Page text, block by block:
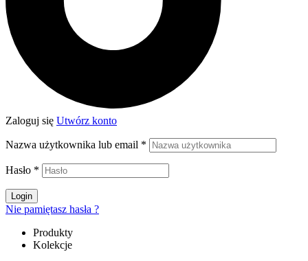
Zaloguj się Utwórz konto
Nazwa użytkownika lub email *
Hasło *
Login
Nie pamiętasz hasła ?
Produkty
Kolekcje